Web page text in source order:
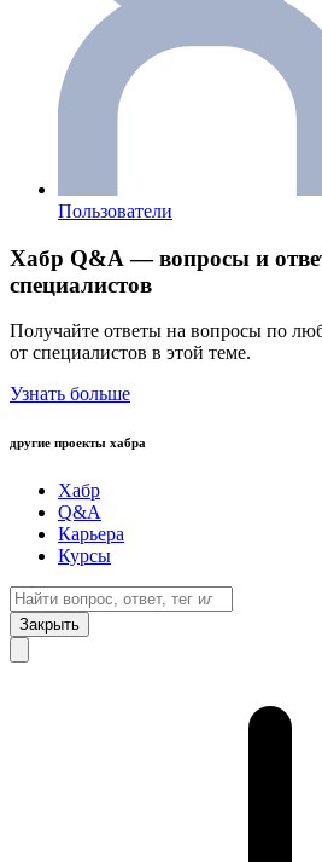
Пользователи
Хабр Q&A — вопросы и
специалистов
Получайте ответы на вопросы по
от специалистов в этой теме.
Узнать больше
другие проекты хабра
Хабр
Q&A
Карьера
Курсы
Закрыть